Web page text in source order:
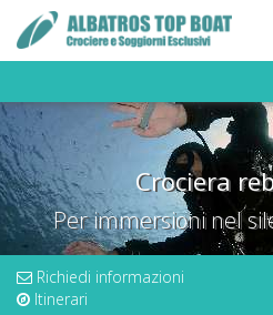
TOUR
FLOTTA
BUSINESS
NEWS &
OFFERTE E
Crociera
Per immersioni nel
Richiedi informazioni
Itinerari